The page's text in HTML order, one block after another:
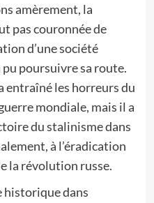
amèrement, la
pas couronnée de
d’une société
poursuivre sa route.
entraîné les horreurs du
mondiale, mais il a
du stalinisme dans
à l’éradication
la révolution russe.
historique dans